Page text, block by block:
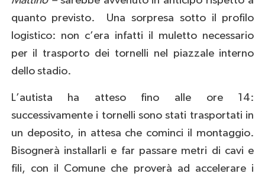
quanto previsto. Una sorpresa sotto il profilo
logistico: non c’era infatti il muletto necessario
per il trasporto dei tornelli nel piazzale interno
dello stadio.
L’autista ha atteso fino alle ore 14:
successivamente i tornelli sono stati trasportati in
un deposito, in attesa che cominci il montaggio.
Bisognerà installarli e far passare metri di cavi e
fili, con il Comune che proverà ad accelerare i